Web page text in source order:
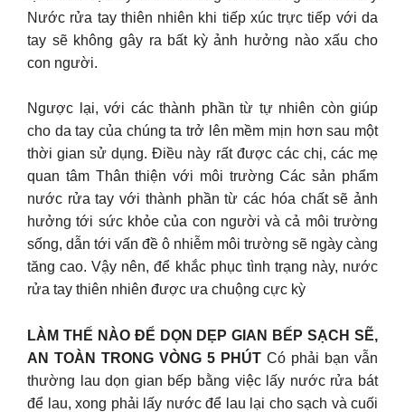
Nước rửa tay thiên nhiên khi tiếp xúc trực tiếp với da
tay sẽ không gây ra bất kỳ ảnh hưởng nào xấu cho
con người.
Ngược lại, với các thành phần từ tự nhiên còn giúp
cho da tay của chúng ta trở lên mềm mịn hơn sau một
thời gian sử dụng. Điều này rất được các chị, các mẹ
quan tâm Thân thiện với môi trường Các sản phẩm
nước rửa tay với thành phần từ các hóa chất sẽ ảnh
hưởng tới sức khỏe của con người và cả môi trường
sống, dẫn tới vấn đề ô nhiễm môi trường sẽ ngày càng
tăng cao. Vậy nên, để khắc phục tình trạng này, nước
rửa tay thiên nhiên được ưa chuộng cực kỳ
LÀM THẾ NÀO ĐỂ DỌN DẸP GIAN BẾP SẠCH SẼ,
AN TOÀN TRONG VÒNG 5 PHÚT Có phải bạn vẫn
thường lau dọn gian bếp bằng việc lấy nước rửa bát
để lau, xong phải lấy nước để lau lại cho sạch và cuối